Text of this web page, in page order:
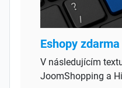
Eshopy
V následujícím
JoomShopping a